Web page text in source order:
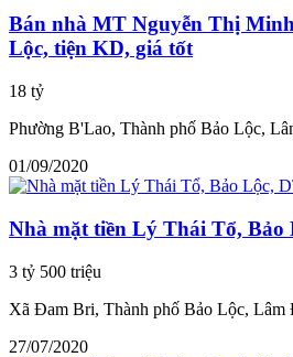
Bán nhà MT Nguyễn Thị
Lộc, tiện KD, giá tốt
18 tỷ
Phường B'Lao, Thành phố Bảo Lộc,
01/09/2020
Nhà mặt tiền Lý Thái Tổ, Bảo
3 tỷ 500 triệu
Xã Đam Bri, Thành phố Bảo Lộc, Lâm
27/07/2020